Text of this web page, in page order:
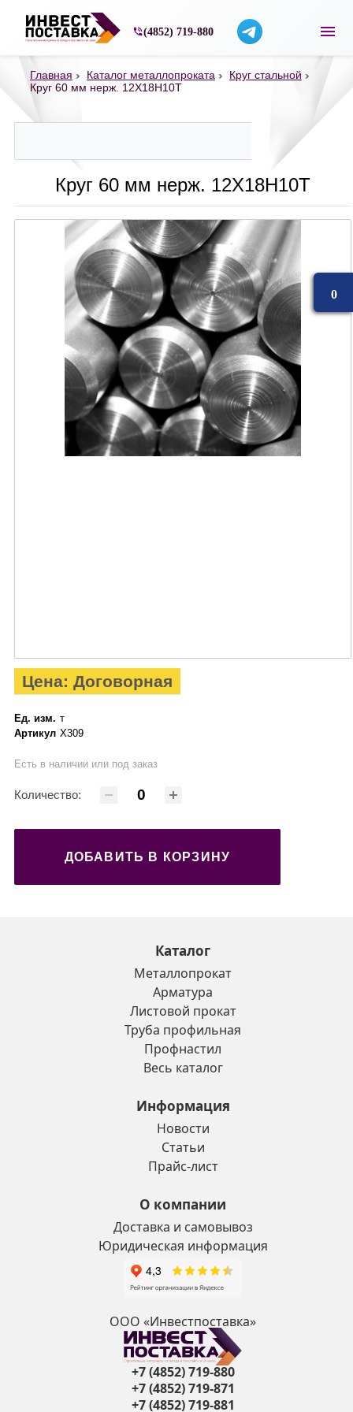
Строительные материалы со склада в
(4852) 719-880
Главная Каталог металлопроката
Круг стальной
Круг 60 мм нерж. 12Х18Н10Т
Круг 60 мм нерж. 12Х18Н10Т
Цена: Договорная
Ед. изм. т
Артикул X309
Есть в наличии или под заказ
Количество:
ДОБАВИТЬ В КОРЗИНУ
Каталог
Металлопрокат
Арматура
Листовой прокат
Труба профильная
Профнастил
Весь каталог
Информация
Новости
Статьи
Прайс-лист
О компании
Доставка и самовывоз
Юридическая информация
ООО «Инвестпоставка»
+7 (4852) 719-880
+7 (4852) 719-871
+7 (4852) 719-881
0